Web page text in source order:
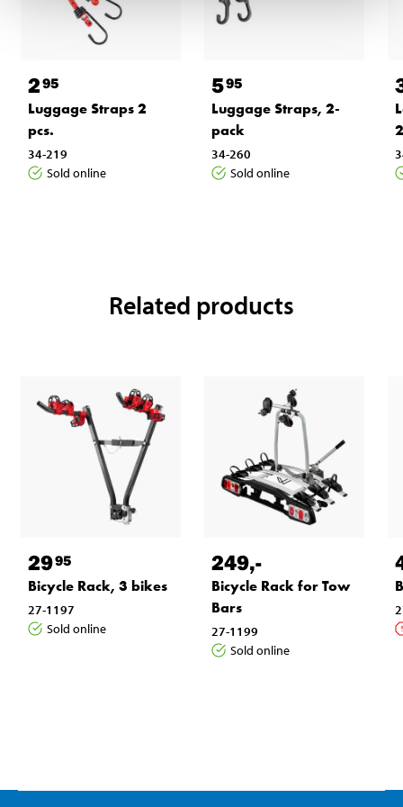
295
Luggage Straps 2
pcs.
34-219
Sold online
595
Luggage Straps, 2-
pack
34-260
Sold online
Related products
2995
Bicycle Rack, 3 bikes
27-1197
Sold online
249,-
Bicycle Rack for Tow
Bars
27-1199
Sold online